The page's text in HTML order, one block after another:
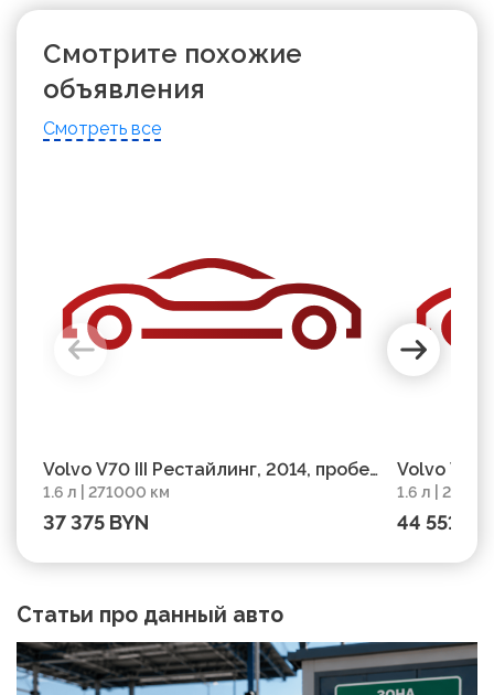
Смотрите похожие
объявления
Смотреть все
Volvo V70 III Рестайлинг, 2014, пробег
271000 км
1.6 л | 271000 км
37 375 BYN
Volvo V70
1.6 л |
44 551
Статьи про данный авто